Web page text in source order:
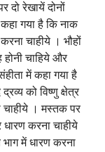
रेखायें दोनों
गया है कि नाक
चाहीये । भौहों
चाहिये और
में कहा गया है
को विष्णु क्षेत्र
। मस्तक पर
करना चाहीये
में धारण करना